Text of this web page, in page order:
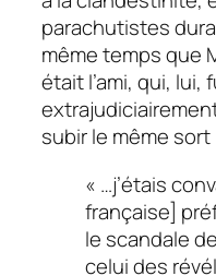
parachutistes
même temps que
était l’ami, qui,
subir le même sort
« …j’étais
française]
le scandale
celui des